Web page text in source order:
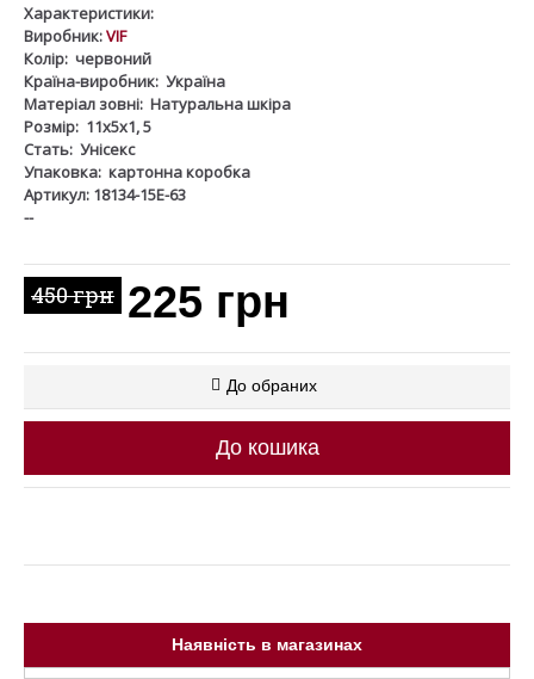
Характеристики:
Виробник:VIF
Колір: червоний
Країна-виробник: Україна
Матеріал зовні: Натуральна шкіра
Розмір: 11х5х1, 5
Стать: Унісекс
Упаковка: картонна коробка
Артикул: 18134-15Е-63
--
450 грн 225 грн
До обраних
До кошика
Наявність в магазинах